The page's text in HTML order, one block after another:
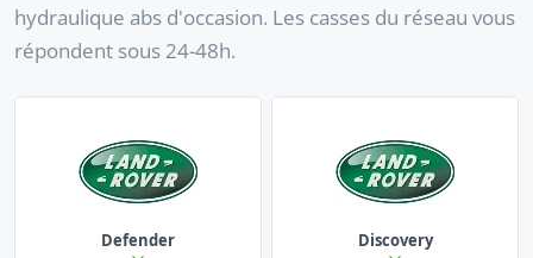
hydraulique abs d'occasion. Les casses du réseau vous
répondent sous 24-48h.
Defender Discovery